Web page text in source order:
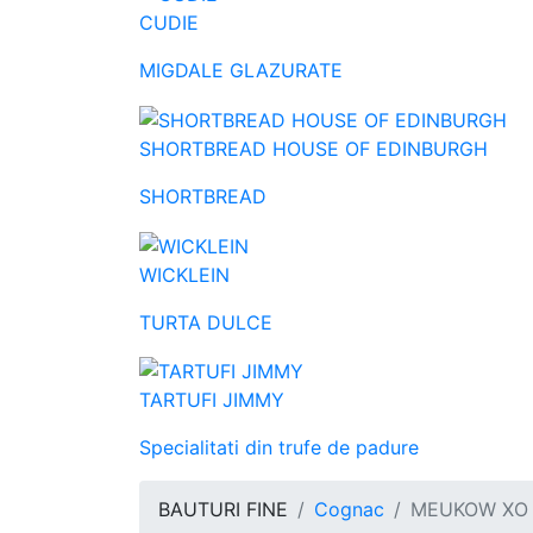
CUDIE
MIGDALE GLAZURATE
SHORTBREAD HOUSE OF EDINBURGH
SHORTBREAD
WICKLEIN
TURTA DULCE
TARTUFI JIMMY
Specialitati din trufe de padure
BAUTURI FINE Cognac MEUKOW